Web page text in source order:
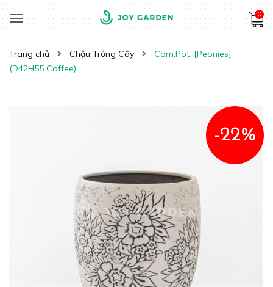
Toggle
navigation
0
Trang chủ Chậu Trồng Cây
Com.Pot_[Peonies]
(D42H55 Coffee)
-22%